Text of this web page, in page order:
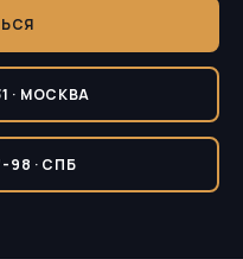
· МОСКВА
98 · СПБ